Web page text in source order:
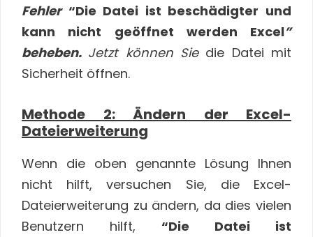
Fehler “Die Datei ist beschädigter und
kann nicht geöffnet werden Excel”
beheben. Jetzt können Sie die Datei mit
Sicherheit öffnen.
Methode 2: Ändern der Excel-
Dateierweiterung
Wenn die oben genannte Lösung Ihnen
nicht hilft, versuchen Sie, die Excel-
Dateierweiterung zu ändern, da dies vielen
Benutzern hilft, “Die Datei ist